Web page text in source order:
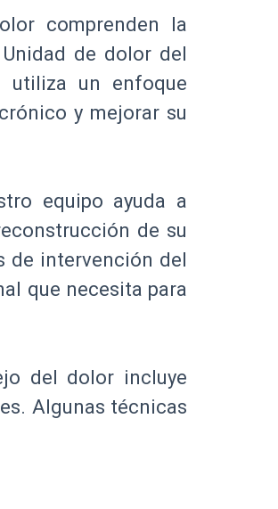
comprenden la
de dolor del
utiliza un enfoque
y mejorar su
equipo ayuda a
de su
de intervención del
que necesita para
del dolor incluye
Algunas técnicas